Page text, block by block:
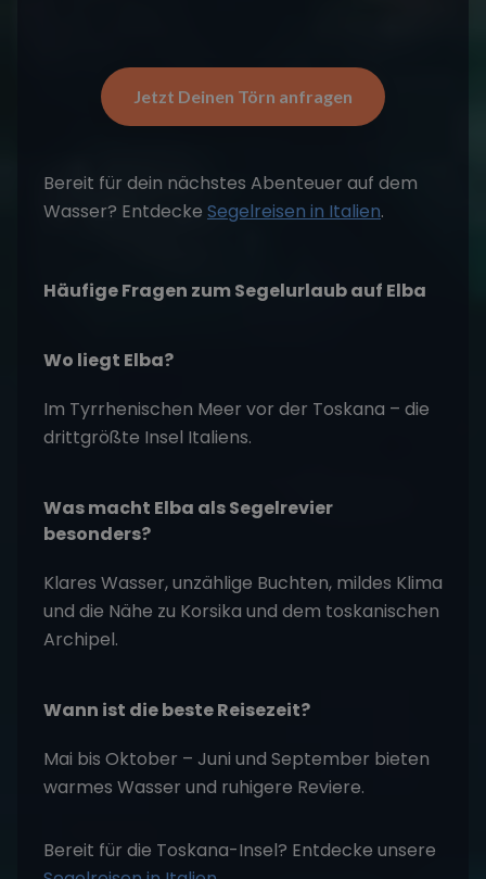
Jetzt Deinen Törn anfragen
Bereit für dein nächstes Abenteuer auf dem
Wasser? Entdecke Segelreisen in Italien.
Häufige Fragen zum Segelurlaub auf Elba
Wo liegt Elba?
Im Tyrrhenischen Meer vor der Toskana – die
drittgrößte Insel Italiens.
Was macht Elba als Segelrevier
besonders?
Klares Wasser, unzählige Buchten, mildes Klima
und die Nähe zu Korsika und dem toskanischen
Archipel.
Wann ist die beste Reisezeit?
Mai bis Oktober – Juni und September bieten
warmes Wasser und ruhigere Reviere.
Bereit für die Toskana-Insel? Entdecke unsere